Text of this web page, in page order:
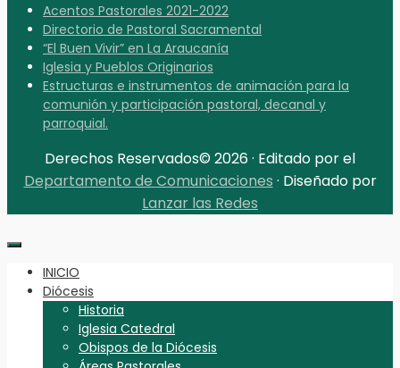
Acentos Pastorales 2021-2022
Directorio de Pastoral Sacramental
“El Buen Vivir” en La Araucanía
Iglesia y Pueblos Originarios
Estructuras e instrumentos de animación para la
comunión y participación pastoral, decanal y
parroquial.
Derechos Reservados© 2026 · Editado por el
Departamento de Comunicaciones · Diseñado por
Lanzar las Redes
INICIO
Diócesis
Historia
Iglesia Catedral
Obispos de la Diócesis